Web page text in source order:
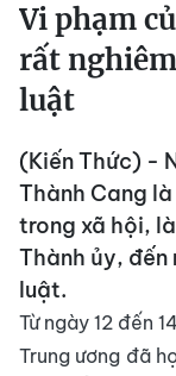
Vi phạm
rất
luật
(Kiến Thức) -
Thành Cang
trong xã hội,
Thành ủy, đến
luật.
Từ ngày 12 đến
Trung ương đã